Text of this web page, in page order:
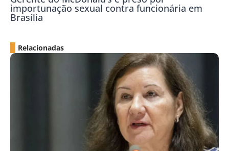
importunação sexual contra funcionária em
Brasília
Relacionadas